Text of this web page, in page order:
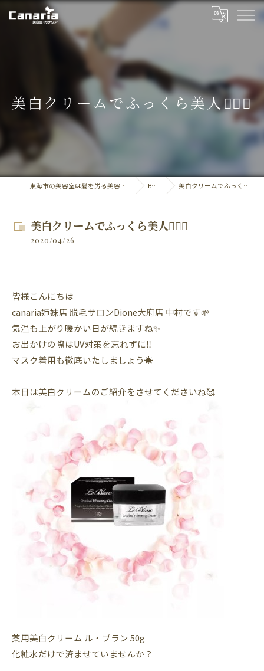
美白クリームでふっくら美人💁‍♀️✨
東海市の美容室は髪を労る美容室・カナリア BLOG 美白クリームでふっくら美人💁‍♀️✨
美白クリームでふっくら美人💁‍♀️✨
2020/04/26
皆様こんにちは
canaria姉妹店 脱毛サロンDione大府店 中村です🌱
気温も上がり暖かい日が続きますね✨
お出かけの際はUV対策を忘れずに‼️
マスク着用も徹底いたしましょう☀️
本日は美白クリームのご紹介をさせてくださいね🥰
薬用美白クリーム ル・ブラン 50g
化粧水だけで済ませていませんか？